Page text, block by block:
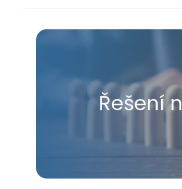
Řešení